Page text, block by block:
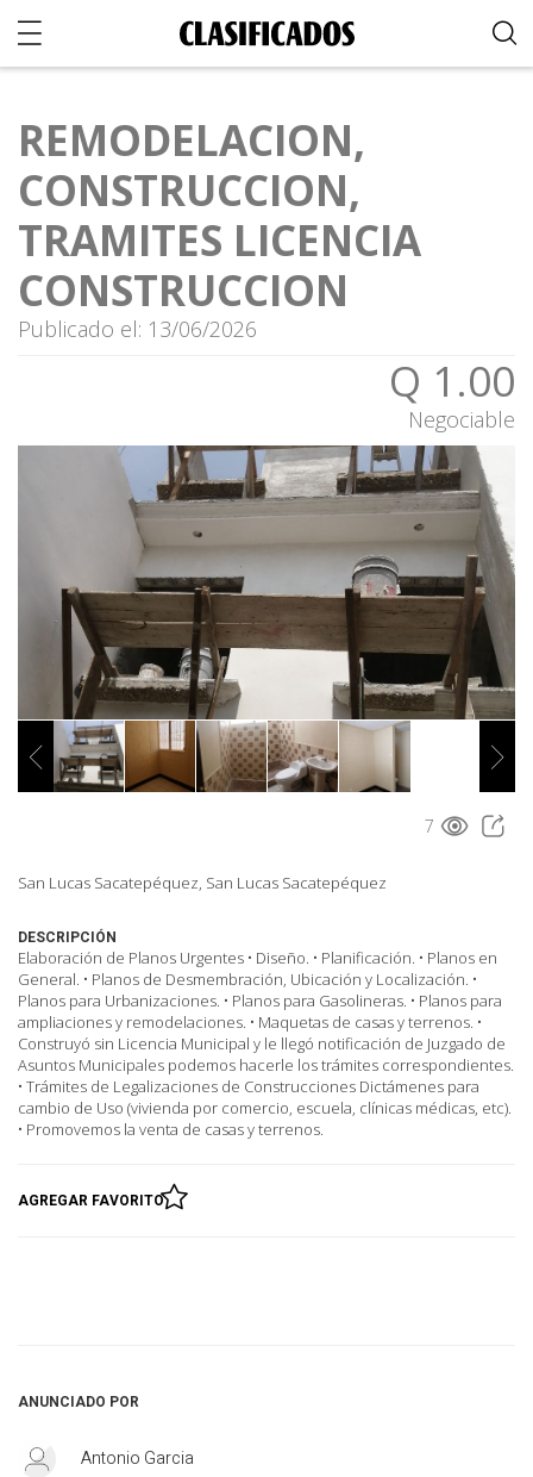
REMODELACION,
CONSTRUCCION,
TRAMITES LICENCIA
CONSTRUCCION
Publicado el: 13/06/2026
Q 1.00
Negociable
7
San Lucas Sacatepéquez, San Lucas Sacatepéquez
DESCRIPCIÓN
Elaboración de Planos Urgentes • Diseño. • Planificación. • Planos en
General. • Planos de Desmembración, Ubicación y Localización. •
Planos para Urbanizaciones. • Planos para Gasolineras. • Planos para
ampliaciones y remodelaciones. • Maquetas de casas y terrenos. •
Construyó sin Licencia Municipal y le llegó notificación de Juzgado de
Asuntos Municipales podemos hacerle los trámites correspondientes.
• Trámites de Legalizaciones de Construcciones Dictámenes para
cambio de Uso (vivienda por comercio, escuela, clínicas médicas, etc).
• Promovemos la venta de casas y terrenos.
AGREGAR FAVORITO
ANUNCIADO POR
Antonio Garcia